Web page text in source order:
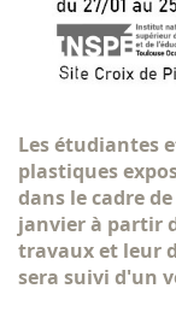
Les étudiantes
plastiques
dans le cadre
janvier à partir
travaux et leur
sera suivi d'un